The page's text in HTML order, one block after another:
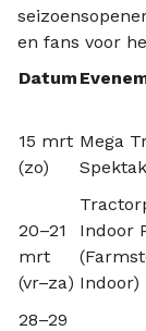
en fans voor
Datum
15 mrt
(zo)
Mega
20–21
mrt
(vr–za)
Indoor
Indoor)
28–29